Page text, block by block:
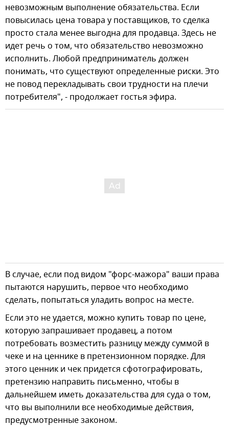
невозможным выполнение обязательства. Если
повысилась цена товара у поставщиков, то сделка
просто стала менее выгодна для продавца. Здесь не
идет речь о том, что обязательство невозможно
исполнить. Любой предприниматель должен
понимать, что существуют определенные риски. Это
не повод перекладывать свои трудности на плечи
потребителя", - продолжает гостья эфира.
В случае, если под видом "форс-мажора" ваши права
пытаются нарушить, первое что необходимо
сделать, попытаться уладить вопрос на месте.
Если это не удается, можно купить товар по цене,
которую запрашивает продавец, а потом
потребовать возместить разницу между суммой в
чеке и на ценнике в претензионном порядке. Для
этого ценник и чек придется сфотографировать,
претензию направить письменно, чтобы в
дальнейшем иметь доказательства для суда о том,
что вы выполнили все необходимые действия,
предусмотренные законом.